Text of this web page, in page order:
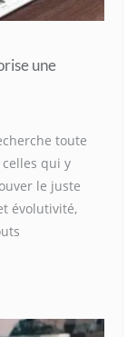
une
toute
qui y
le juste
évolutivité,